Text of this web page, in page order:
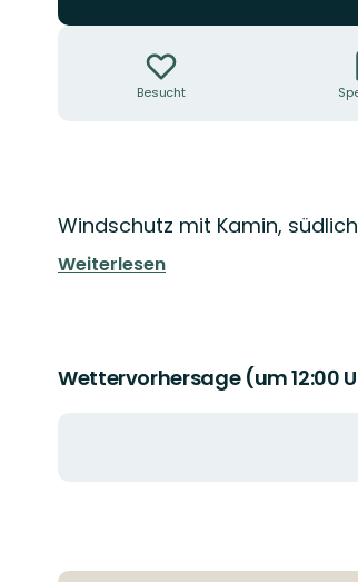
Besucht
Beschreibung
Windschutz mit Kamin,
Weiterlesen
Wettervorhersage (um 12:00